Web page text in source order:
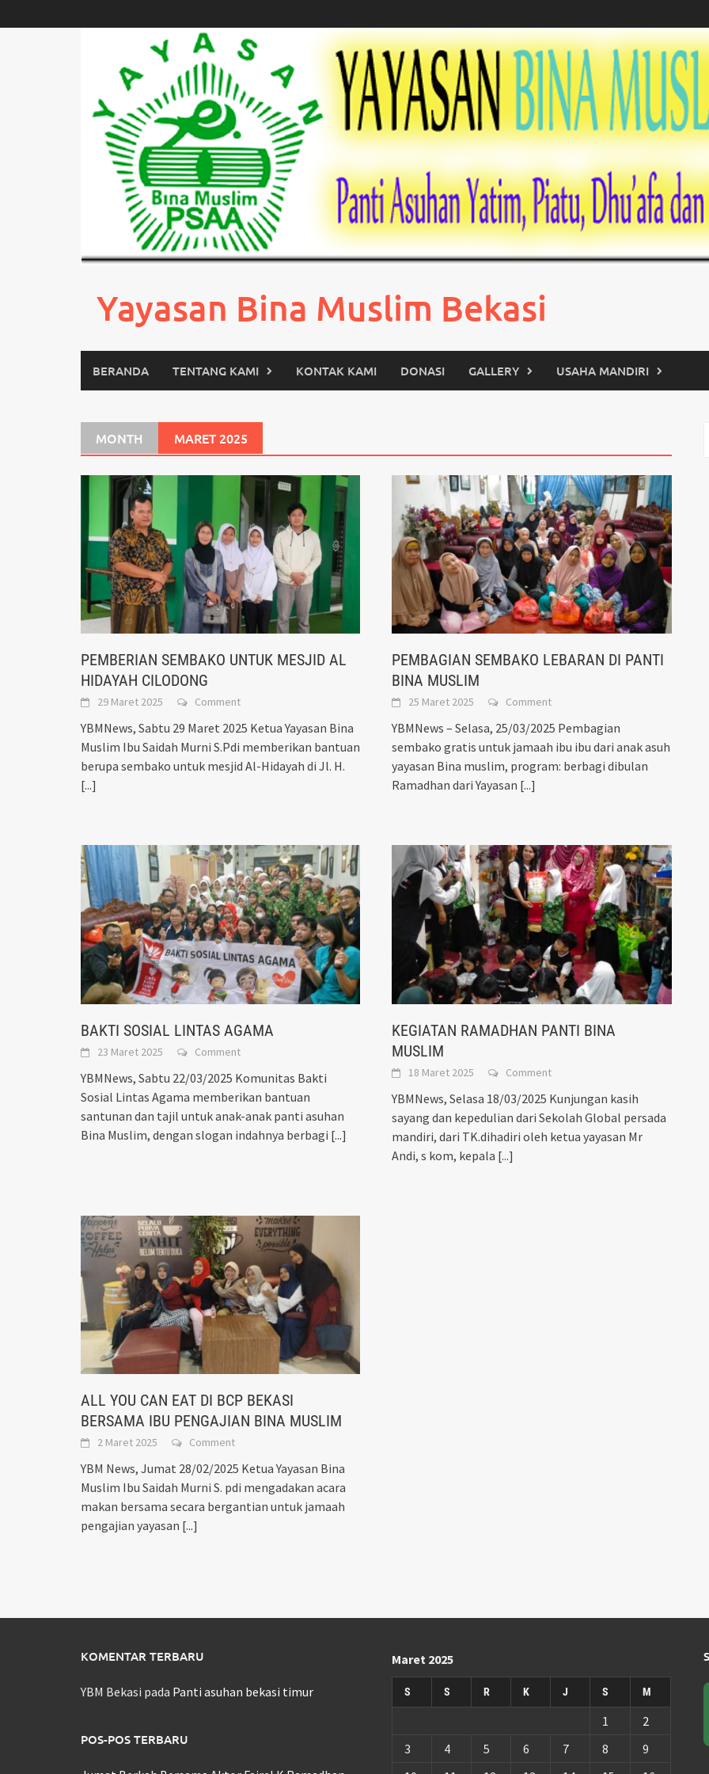
to
Yayasan Bina Muslim Bekasi
BERANDA TENTANG KAMI KONTAK KAMI DONASI GALLERY USAHA MANDIRI
MONTH MARET 2025
PEMBERIAN SEMBAKO UNTUK MESJID AL
HIDAYAH CILODONG
29 Maret 2025 Comment
YBMNews, Sabtu 29 Maret 2025 Ketua Yayasan Bina
Muslim Ibu Saidah Murni S.Pdi memberikan bantuan
berupa sembako untuk mesjid Al-Hidayah di Jl. H.
[...]
PEMBAGIAN SEMBAKO LEBARAN DI PANTI
BINA MUSLIM
25 Maret 2025 Comment
YBMNews – Selasa, 25/03/2025 Pembagian
sembako gratis untuk jamaah ibu ibu dari anak asuh
yayasan Bina muslim, program: berbagi dibulan
Ramadhan dari Yayasan [...]
BAKTI SOSIAL LINTAS AGAMA
23 Maret 2025 Comment
YBMNews, Sabtu 22/03/2025 Komunitas Bakti
Sosial Lintas Agama memberikan bantuan
santunan dan tajil untuk anak-anak panti asuhan
Bina Muslim, dengan slogan indahnya berbagi [...]
KEGIATAN RAMADHAN PANTI BINA
MUSLIM
18 Maret 2025 Comment
YBMNews, Selasa 18/03/2025 Kunjungan kasih
sayang dan kepedulian dari Sekolah Global persada
mandiri, dari TK.dihadiri oleh ketua yayasan Mr
Andi, s kom, kepala [...]
ALL YOU CAN EAT DI BCP BEKASI
BERSAMA IBU PENGAJIAN BINA MUSLIM
2 Maret 2025 Comment
YBM News, Jumat 28/02/2025 Ketua Yayasan Bina
Muslim Ibu Saidah Murni S. pdi mengadakan acara
makan bersama secara bergantian untuk jamaah
pengajian yayasan [...]
KOMENTAR TERBARU
YBM Bekasi pada Panti asuhan bekasi timur
POS-POS TERBARU
Maret 2025
S S R K J S M
1
2
3
4 5 6 7 8
9